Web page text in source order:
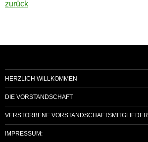
zurück
HERZLICH WILLKOMMEN
DIE VORSTANDSCHAFT
VERSTORBENE VORSTANDSCHAFTSMITGLIEDER
IMPRESSUM: